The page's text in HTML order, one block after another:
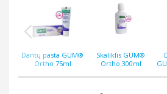
Dantų pasta GUM®
Ortho 75ml
Skaliklis GUM®
Ortho 300ml